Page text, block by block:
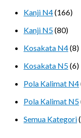
Kanji N4(166)
Kanji N5(80)
Kosakata N4(8)
Kosakata N5(6)
Pola Kalimat N4
Pola Kalimat N5
Semua Kategori